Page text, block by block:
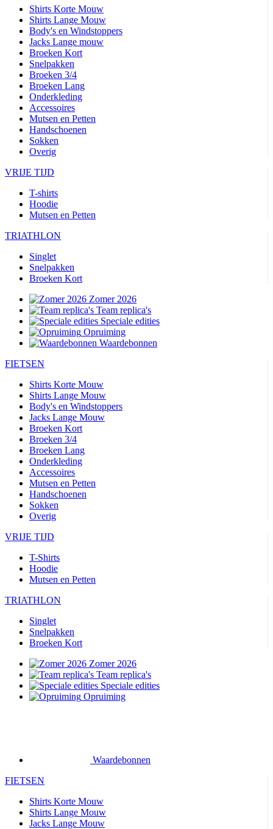
Shirts Korte Mouw
Shirts Lange Mouw
Body's en Windstoppers
Jacks Lange mouw
Broeken Kort
Snelpakken
Broeken 3/4
Broeken Lang
Onderkleding
Accessoires
Mutsen en Petten
Handschoenen
Sokken
Overig
VRIJE TIJD
T-shirts
Hoodie
Mutsen en Petten
TRIATHLON
Singlet
Snelpakken
Broeken Kort
Zomer 2026
Team replica's
Speciale edities
Opruiming
Waardebonnen
FIETSEN
Shirts Korte Mouw
Shirts Lange Mouw
Body's en Windstoppers
Jacks Lange Mouw
Broeken Kort
Broeken 3/4
Broeken Lang
Onderkleding
Accessoires
Mutsen en Petten
Handschoenen
Sokken
Overig
VRIJE TIJD
T-Shirts
Hoodie
Mutsen en Petten
TRIATHLON
Singlet
Snelpakken
Broeken Kort
Zomer 2026
Team replica's
Speciale edities
Opruiming
Shirts Lange Mouw
Broeken Kort
Accessoires
Handschoenen